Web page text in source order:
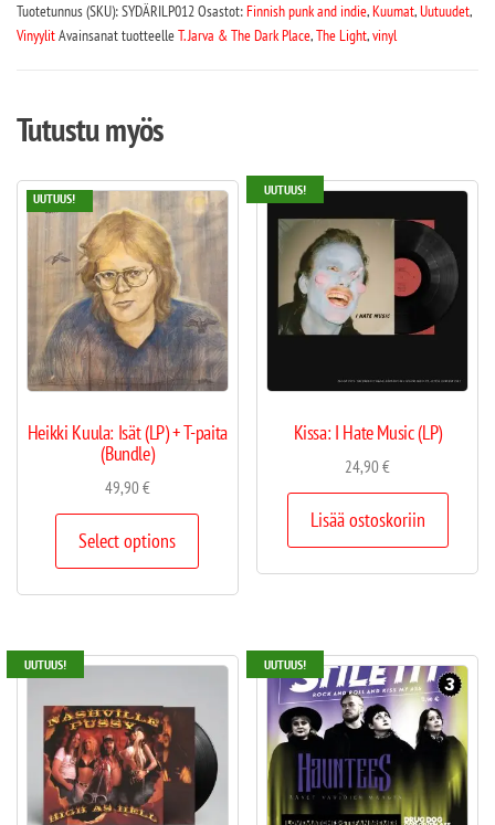
Tuotetunnus (SKU):SYDÄRILP012Osastot:Finnish punk and indie,Kuumat,Uutuudet,
VinyylitAvainsanat tuotteelleT. Jarva & The Dark Place,The Light,vinyl
Tutustu myös
UUTUUS!
Heikki Kuula: Isät (LP) + T-paita
(Bundle)
49,90€
Select options
UUTUUS!
Kissa: I Hate Music (LP)
24,90€
Lisää ostoskoriin
UUTUUS! UUTUUS!